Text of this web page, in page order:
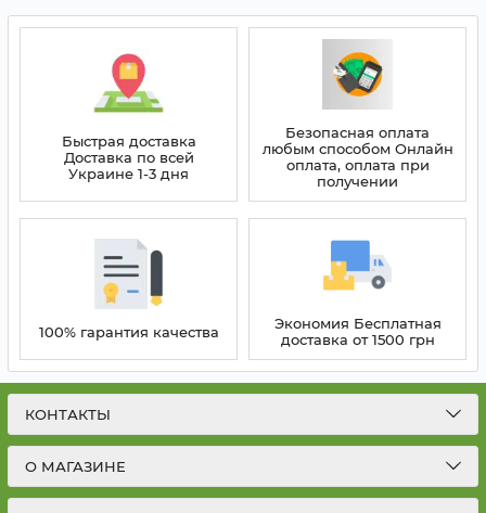
Быстрая доставка
Доставка по всей
Украине 1-3 дня
Безопасная оплата
любым способом Онлайн
оплата, оплата при
получении
100% гарантия качества
Экономия Бесплатная
доставка от 1500 грн
КОНТАКТЫ
О МАГАЗИНЕ